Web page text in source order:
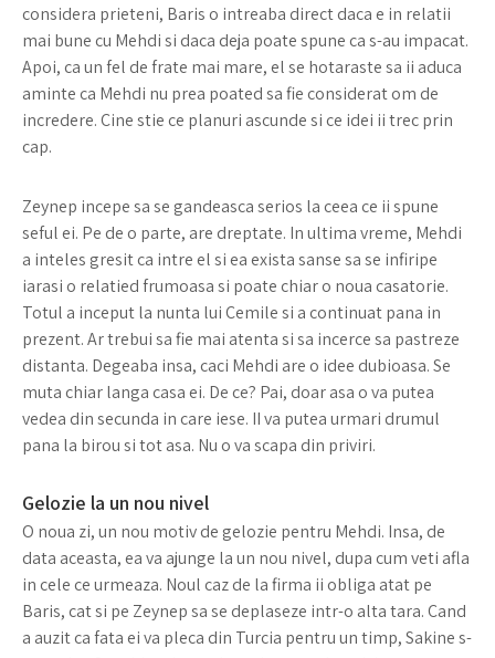
considera prieteni, Baris o intreaba direct daca e in relatii
mai bune cu Mehdi si daca deja poate spune ca s-au impacat.
Apoi, ca un fel de frate mai mare, el se hotaraste sa ii aduca
aminte ca Mehdi nu prea poated sa fie considerat om de
incredere. Cine stie ce planuri ascunde si ce idei ii trec prin
cap.
Zeynep incepe sa se gandeasca serios la ceea ce ii spune
seful ei. Pe de o parte, are dreptate. In ultima vreme, Mehdi
a inteles gresit ca intre el si ea exista sanse sa se infiripe
iarasi o relatied frumoasa si poate chiar o noua casatorie.
Totul a inceput la nunta lui Cemile si a continuat pana in
prezent. Ar trebui sa fie mai atenta si sa incerce sa pastreze
distanta. Degeaba insa, caci Mehdi are o idee dubioasa. Se
muta chiar langa casa ei. De ce? Pai, doar asa o va putea
vedea din secunda in care iese. II va putea urmari drumul
pana la birou si tot asa. Nu o va scapa din priviri.
Gelozie la un nou nivel
O noua zi, un nou motiv de gelozie pentru Mehdi. Insa, de
data aceasta, ea va ajunge la un nou nivel, dupa cum veti afla
in cele ce urmeaza. Noul caz de la firma ii obliga atat pe
Baris, cat si pe Zeynep sa se deplaseze intr-o alta tara. Cand
a auzit ca fata ei va pleca din Turcia pentru un timp, Sakine s-